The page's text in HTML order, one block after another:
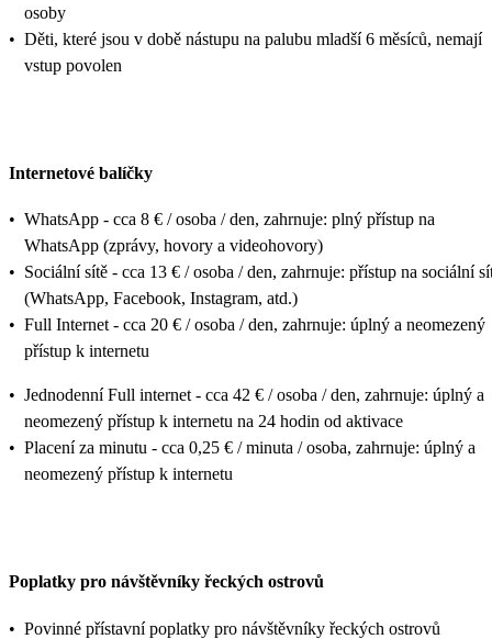
osoby
• Děti, které jsou v době nástupu na palubu mladší 6 měsíců, nemají
vstup povolen
Internetové balíčky
• WhatsApp - cca 8 € / osoba / den, zahrnuje: plný přístup na
WhatsApp (zprávy, hovory a videohovory)
• Sociální sítě - cca 13 € / osoba / den, zahrnuje: přístup na sociální
(WhatsApp, Facebook, Instagram, atd.)
• Full Internet - cca 20 € / osoba / den, zahrnuje: úplný a neomezený
přístup k internetu
• Jednodenní Full internet - cca 42 € / osoba / den, zahrnuje: úplný a
neomezený přístup k internetu na 24 hodin od aktivace
• Placení za minutu - cca 0,25 € / minuta / osoba, zahrnuje: úplný a
neomezený přístup k internetu
Poplatky pro návštěvníky řeckých ostrovů
• Povinné přístavní poplatky pro návštěvníky řeckých ostrovů